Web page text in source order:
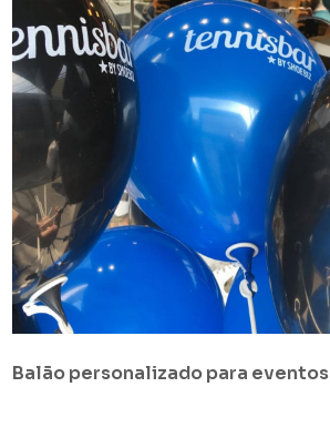
Balão personalizado para eventos